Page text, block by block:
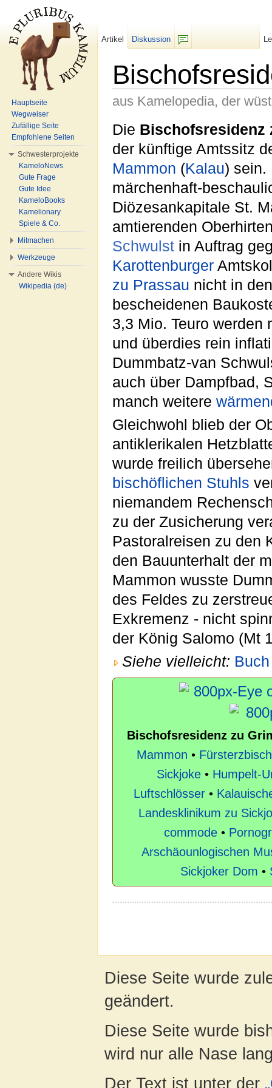
aus Kamelopedia, der
Die Bischofsresidenz
der künftige Amtssitz
Mammon (Kalau) sein.
märchenhaft-
Diözesankapitale St.
amtierenden
Schwulst in Auftrag
Karottenburger
zu Prassau nicht in
bescheidenen
3,3 Mio. Teuro werden
und überdies rein
Dummbatz-van
auch über Dampfbad,
manch weitere
Gleichwohl blieb der
antiklerikalen
wurde freilich
bischöflichen Stuhls
niemandem
zu der Zusicherung
Pastoralreisen zu den
den Bauunterhalt der
Mammon wusste
des Feldes zu
Exkremenz - nicht
der König Salomo (Mt
Siehe vielleicht:
Bischofsresidenz zu
Mammon •
Sickjoke• Humpelt-
Luftschlösser •
Landesklinikum zu
commode•
Arschäounlogischen
Sickjoker Dom •
Artikel
Diskussion
Hauptseite
Wegweiser
Zufällige Seite
Empfohlene Seiten
Schwesterprojekte
KameloNews
Gute Frage
Gute Idee
KameloBooks
Kamelionary
Spiele & Co.
Mitmachen
Werkzeuge
Andere Wikis
Wikipedia (de)
Diese Seite wurde
geändert.
Diese Seite wurde
wird nur alle Nase
Der Text ist unter der